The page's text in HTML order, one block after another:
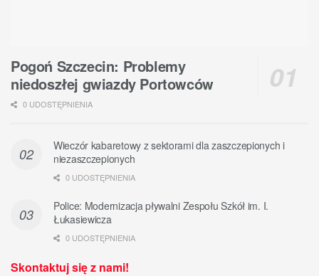
Pogoń Szczecin: Problemy
niedoszłej gwiazdy Portowców
0 UDOSTĘPNIENIA
Wieczór kabaretowy z sektorami dla zaszczepionych i
niezaszczepionych
0 UDOSTĘPNIENIA
Police: Modernizacja pływalni Zespołu Szkół im. I.
Łukasiewicza
0 UDOSTĘPNIENIA
Skontaktuj się z nami!